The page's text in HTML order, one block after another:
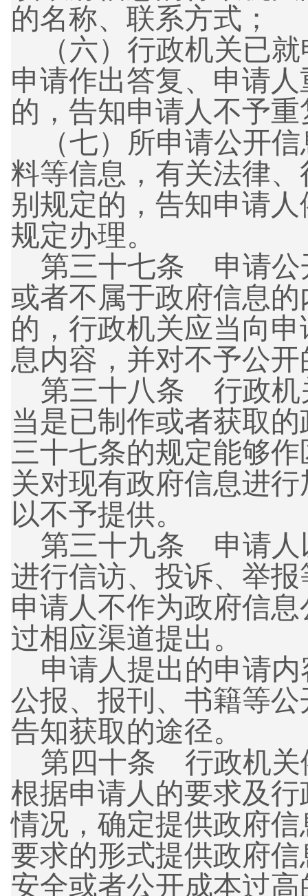
的名称、联系方式；
（六） 行政机关已
申请作出答复、申请
的，告知申请人不予
（七） 所申请公开
料等信息，有关法律
别规定的，告知申请
规定办理。
第三十七条 申请公
或者不属于政府信息
的，行政机关应当向
息内容，并对不予公
第三十八条 行政机
当是已制作或者获取
三十七条的规定能够
关对现有政府信息进
以不予提供。
第三十九条 申请人
进行信访、投诉、举
申请人不作为政府信
过相应渠道提出。
申请人提出的申请
公报、报刊、书籍等
告知获取的途径。
第四十条 行政机关
根据申请人的要求及
情况，确定提供政府
要求的形式提供政府
安全或者公开成本过